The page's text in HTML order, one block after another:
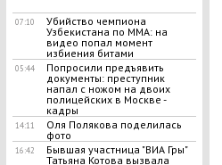
07:10
Убийство чемпиона
Узбекистана по MMA: на
видео попал момент
избиения битами
05:44
Попросили предъявить
документы: преступник
напал с ножом на двоих
полицейских в Москве -
кадры
14:11
Оля Полякова поделилась
фото
16:42
Бывшая участница "ВИА Гры"
Татьяна Котова вызвала